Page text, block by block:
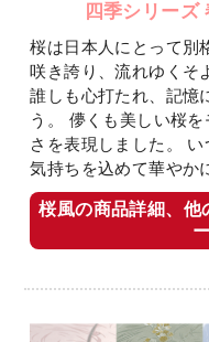
四季シリーズ
桜は日本人にとって別
咲き誇り、流れゆくそ
誰しも心打たれ、記憶
う。
儚くも美しい桜
さを表現しました。
い
気持ちを込めて華やか
桜風の商品詳細、他